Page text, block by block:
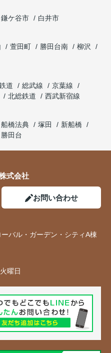
鎌ケ谷市
白井市
萱田町 勝田台南
柳沢
道 総武線
京葉線
北総鉄道
西武新宿線
船橋法典 塚田
新船橋
勝田台
式会社
お問い合わせ
バル・ガーデン・シティA棟
曜日